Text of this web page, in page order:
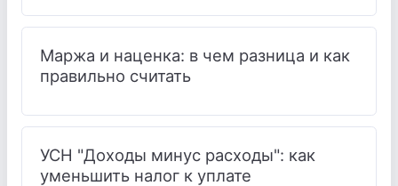
Маржа и наценка: в чем разница и как
правильно считать
УСН "Доходы минус расходы": как
уменьшить налог к уплате